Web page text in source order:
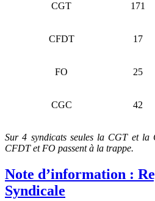
CGT 171
CFDT 17
FO 25
CGC 42
Sur 4 syndicats seules la CGT et la
CFDT et FO passent à la trappe.
Note d’information :
Syndicale